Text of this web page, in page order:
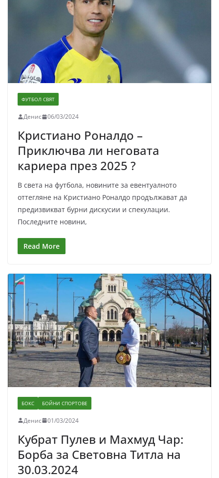
ФУТБОЛ СВЯТ
Денис 06/03/2024
Кристиано Роналдо –
Приключва ли неговата
кариера през 2025 ?
В света на футбола, новините за евентуалното
оттегляне на Кристиано Роналдо продължават да
предизвикват бурни дискусии и спекулации.
Последните новини,
Read More
БОКС БОЙНИ СПОРТОВЕ
Денис 01/03/2024
Кубрат Пулев и Махмуд Чар:
Борба за Световна Титла на
30.03.2024